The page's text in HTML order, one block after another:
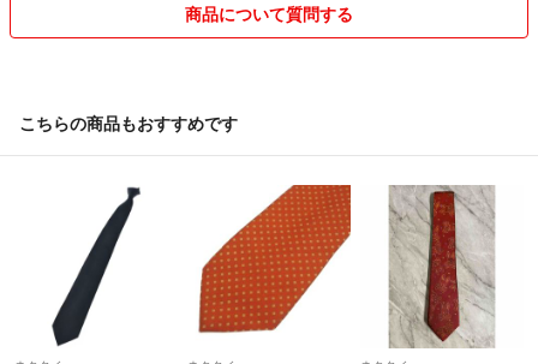
ぜひ、気持ちよい取引ができれば嬉しいです！
商品について質問する
こちらの商品もおすすめです